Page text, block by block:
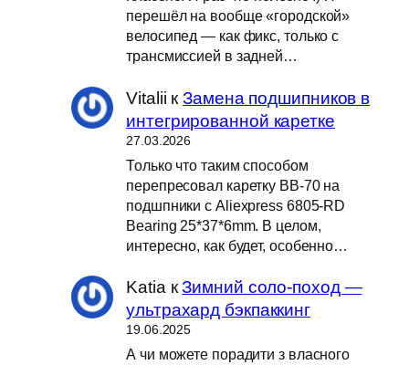
перешёл на вообще «городской»
велосипед — как фикс, только с
трансмиссией в задней…
Vitalii кЗамена подшипников в
интегрированной каретке
27.03.2026
Только что таким способом
перепресовал каретку BB-70 на
подшпники с Aliexpress 6805-RD
Bearing 25*37*6mm. В целом,
интересно, как будет, особенно…
KatiaкЗимний соло-поход —
ультрахард бэкпаккинг
19.06.2025
А чи можете порадити з власного